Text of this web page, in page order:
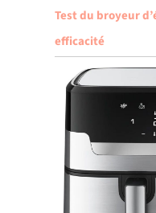
Test du broyeur
efficacité